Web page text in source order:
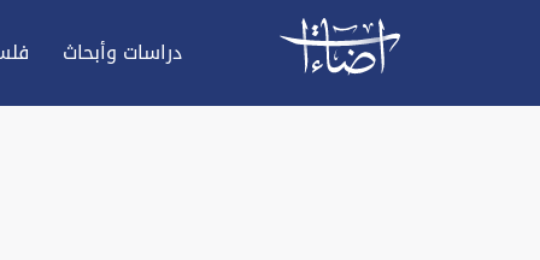
دراسات وأبحاث